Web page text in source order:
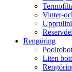
Vinter-
Rengöring
Liten